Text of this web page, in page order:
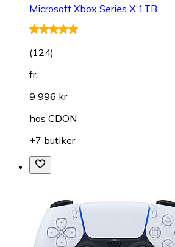
Microsoft Xbox Series X 1TB
(124)
fr.
9 996 kr
hos CDON
+7 butiker